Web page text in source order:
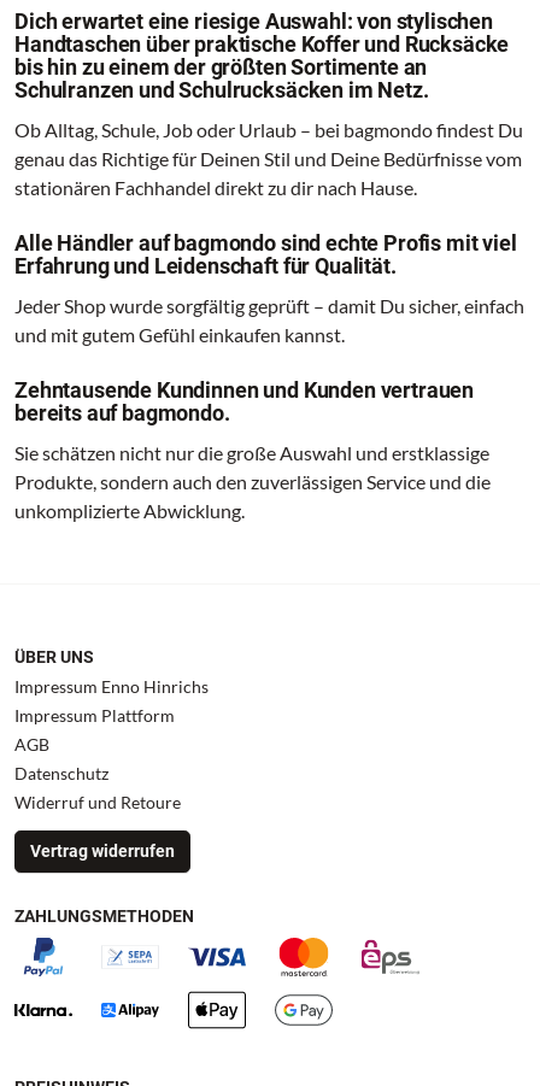
Dich erwartet eine riesige Auswahl: von stylischen
Handtaschen über praktische Koffer und Rucksäcke
bis hin zu einem der größten Sortimente an
Schulranzen und Schulrucksäcken im Netz.
Ob Alltag, Schule, Job oder Urlaub – bei bagmondo findest Du
genau das Richtige für Deinen Stil und Deine Bedürfnisse vom
stationären Fachhandel direkt zu dir nach Hause.
Alle Händler auf bagmondo sind echte Profis mit viel
Erfahrung und Leidenschaft für Qualität.
Jeder Shop wurde sorgfältig geprüft – damit Du sicher, einfach
und mit gutem Gefühl einkaufen kannst.
Zehntausende Kundinnen und Kunden vertrauen
bereits auf bagmondo.
Sie schätzen nicht nur die große Auswahl und erstklassige
Produkte, sondern auch den zuverlässigen Service und die
unkomplizierte Abwicklung.
ÜBER UNS
Impressum Enno Hinrichs
Impressum Plattform
AGB
Datenschutz
Widerruf und Retoure
Vertrag widerrufen
ZAHLUNGSMETHODEN